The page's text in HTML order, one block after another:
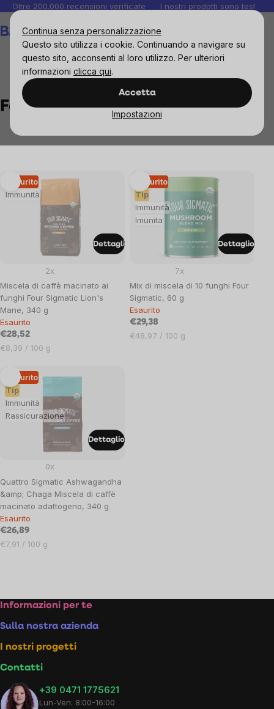
Continua senza personalizzazione
Questo sito utilizza i cookie. Continuando a navigare su
questo sito, acconsenti al loro utilizzo. Per ulteriori
informazioni clicca qui.
Accetta
Impostazioni
Salta
contenuto
Oltre 200.000 recensioni verificate I nostri prodotti sono testati
Four Sigmatic
Four Sigmatic
List
of
products
Immunità
Esaurito
Miscela di caffè macinato ai
funghi Four Sigmatic Lion's
Mane, 340 g
2x
Esaurito
€28,52
Prezzo
€8,39 / 100 g
Dettagli
Tip
Immunità
Imunita
Esaurito
Mix di miscela di 10 funghi Four
Sigmatic, 60 g
7x
Esaurito
€29,38
Prezzo
€48,97 / 100 g
Dettaglio
Tip
Immunità
Rassicurazione
Esaurito
Quattro Sigmatic Ashwagandha
&amp; Chaga Miscela di caffè
macinato adattogeno, 340 g
0x
Esaurito
€26,89
Prezzo
€7,91 / 100 g
Dettaglio
controls
Footer
Informazioni per te
Sulla nostra azienda
I nostri progetti
Contatti
+39 0471 1775621
Lun-Ven: 8:00-16:00